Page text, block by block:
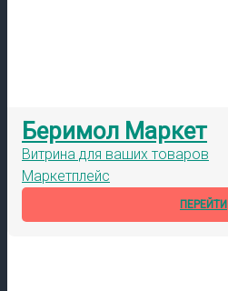
Беримол Маркет
Витрина для ваших товаров
Маркетплейс
ПЕРЕЙТИ